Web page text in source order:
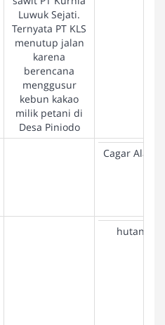
Luwuk Sejati.
Ternyata PT KLS
menutup jalan
karena
berencana
menggusur
kebun kakao
milik petani di
Desa Piniodo
Cagar Alam
hutan